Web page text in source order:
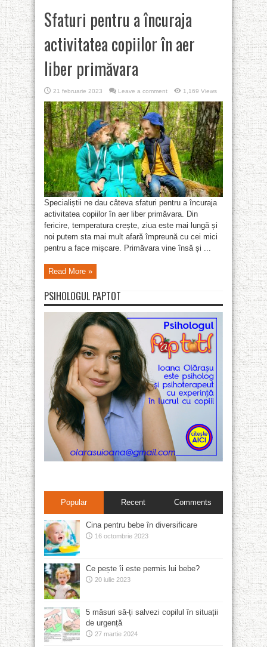
Sfaturi pentru a încuraja
activitatea copiilor în aer
liber primăvara
21 februarie 2023 Leave a comment 1,169 Views
Specialiștii ne dau câteva sfaturi pentru a încuraja
activitatea copiilor în aer liber primăvara. Din
fericire, temperatura crește, ziua este mai lungă și
noi putem sta mai mult afară împreună cu cei mici
pentru a face mișcare. Primăvara vine însă și ...
Read More »
PSIHOLOGUL PAPTOT
Popular Recent Comments
Cina pentru bebe în diversificare
16 octombrie 2023
Ce pește îi este permis lui bebe?
20 iulie 2023
5 măsuri să-ți salvezi copilul în situații
de urgență
27 martie 2024